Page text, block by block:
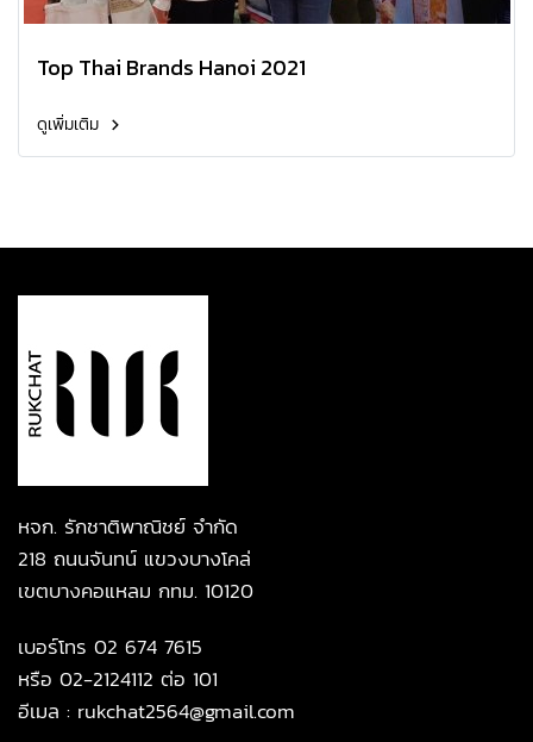
Top Thai Brands Hanoi 2021
ดูเพิ่มเติม
หจก. รักชาติพาณิชย์ จำกัด
218 ถนนจันทน์ แขวงบางโคล่
เขตบางคอแหลม กทม. 10120
เบอร์โทร 02 674 7615
หรือ 02-2124112 ต่อ 101
อีเมล : rukchat2564@gmail.com